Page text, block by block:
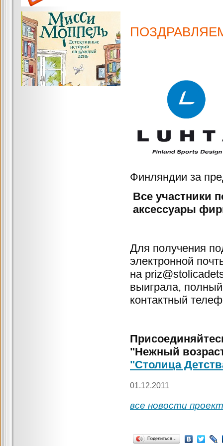
Финляндии за
Все участники
аксессуары
Для получения
электронной
на
выиграла,
контактный
"Нежный
"Столица
01.12.2011
все новости
Поделиться…